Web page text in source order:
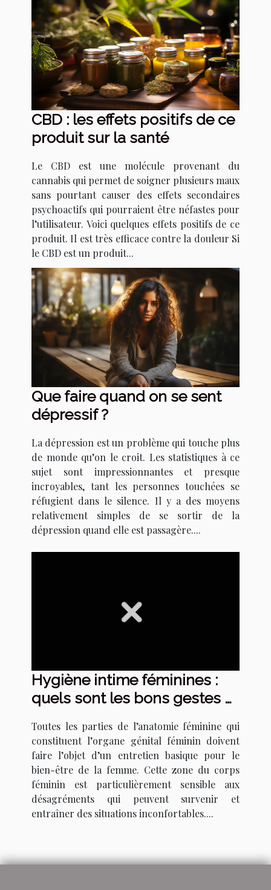
CBD : les effets positifs de ce
produit sur la santé
Le CBD est une molécule provenant du
cannabis qui permet de soigner plusieurs maux
sans pourtant causer des effets secondaires
psychoactifs qui pourraient être néfastes pour
l’utilisateur. Voici quelques effets positifs de ce
produit. Il est très efficace contre la douleur Si
le CBD est un produit...
Que faire quand on se sent
dépressif ?
La dépression est un problème qui touche plus
de monde qu’on le croit. Les statistiques à ce
sujet sont impressionnantes et presque
incroyables, tant les personnes touchées se
réfugient dans le silence. Il y a des moyens
relativement simples de se sortir de la
dépression quand elle est passagère....
Hygiène intime féminines :
quels sont les bons gestes à
Toutes les parties de l’anatomie féminine qui
constituent l’organe génital féminin doivent
faire l’objet d’un entretien basique pour le
bien-être de la femme. Cette zone du corps
féminin est particulièrement sensible aux
désagréments qui peuvent survenir et
entraîner des situations inconfortables....